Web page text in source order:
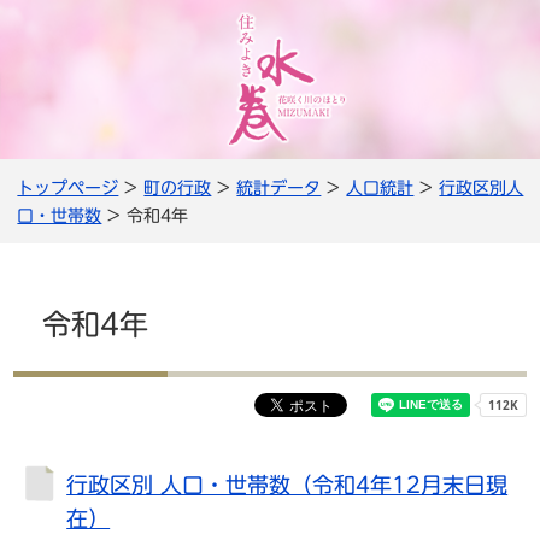
トップページ > 町の行政 >統計データ > 人口統計 >行政区別人
口・世帯数 > 令和4年
令和4年
行政区別 人口・世帯数（令和4年12月末日現
在）